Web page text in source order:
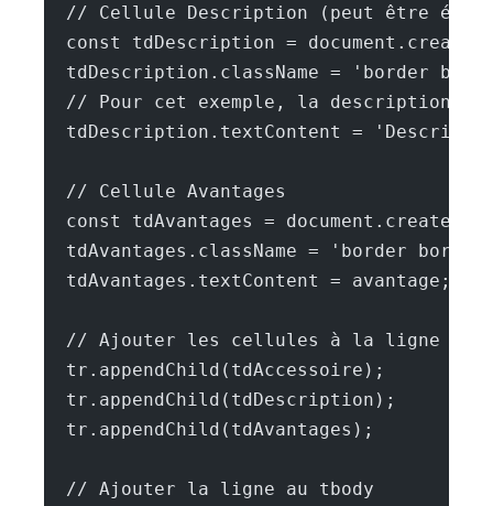
// Cellule Description (peut être
const tdDescription =
tdDescription.className = 'border
// Pour cet exemple, la description
tdDescription.textContent =
  // Cellule Avantages
const tdAvantages =
tdAvantages.className = 'border
  tdAvantages.textContent = avantage;
  // Ajouter les cellules à la ligne
  tr.appendChild(tdAccessoire);
  tr.appendChild(tdDescription);
  tr.appendChild(tdAvantages);
  // Ajouter la ligne au tbody